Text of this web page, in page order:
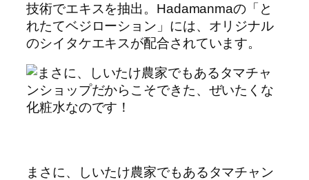
技術でエキスを抽出。Hadamanmaの「と
れたてベジローション」には、オリジナル
のシイタケエキスが配合されています。
まさに、しいたけ農家でもあるタマチャン